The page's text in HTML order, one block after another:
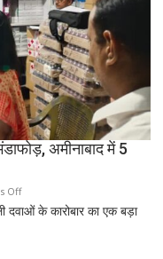
जरूरी!
फिर
ही
कर
सकेंगे
PG,
उत्तराखंड
स्वास्थ्य
तैयार
अमीनाबाद में 5
Offon
लखनऊ
के कारोबार का एक बड़ा